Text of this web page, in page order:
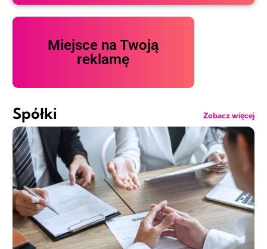
Miejsce na Twoją
reklamę
Spółki Zobacz więcej